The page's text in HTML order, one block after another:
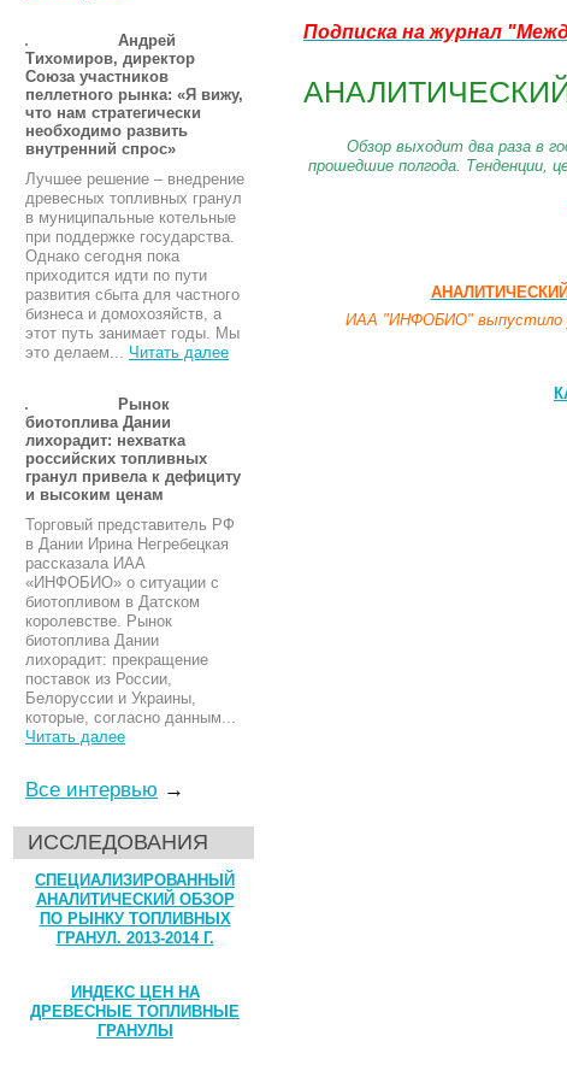
Андрей
Тихомиров, директор
Союза участников
пеллетного рынка: «Я вижу,
что нам стратегически
необходимо развить
внутренний спрос»
Лучшее решение – внедрение
древесных топливных гранул
в муниципальные котельные
при поддержке государства.
Однако сегодня пока
приходится идти по пути
развития сбыта для частного
бизнеса и домохозяйств, а
этот путь занимает годы. Мы
это делаем... Читать далее
Рынок
биотоплива Дании
лихорадит: нехватка
российских топливных
гранул привела к дефициту
и высоким ценам
Торговый представитель РФ
в Дании Ирина Негребецкая
рассказала ИАА
«ИНФОБИО» о ситуации с
биотопливом в Датском
королевстве. Рынок
биотоплива Дании
лихорадит: прекращение
поставок из России,
Белоруссии и Украины,
которые, согласно данным...
Читать далее
Все интервью →
ИССЛЕДОВАНИЯ
СПЕЦИАЛИЗИРОВАННЫЙ
АНАЛИТИЧЕСКИЙ ОБЗОР
ПО РЫНКУ ТОПЛИВНЫХ
ГРАНУЛ. 2013-2014 Г.
ИНДЕКС ЦЕН НА
ДРЕВЕСНЫЕ ТОПЛИВНЫЕ
ГРАНУЛЫ
Подписка на журнал
Обзор выходит два раза в
прошедшие полгода. Тенденции,
ИАА "ИНФОБИО" выпустило